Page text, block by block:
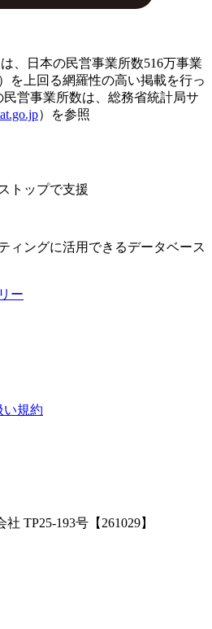
、日本の民営事業所数516万事業
を上回る網羅性の高い掲載を行っ
営事業所数は、総務省統計局サ
）を参照
トップで支援
ィングに活用できるデータベース
い規約
TP25-193号【261029】